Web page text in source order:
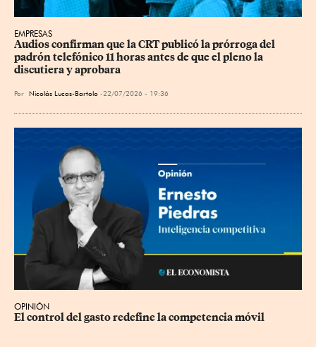
EMPRESAS
Audios confirman que la CRT publicó la prórroga del
padrón telefónico 11 horas antes de que el pleno la
discutiera y aprobara
Por Nicolás Lucas-Bartolo 22/07/2026 - 19:36
OPINIÓN
El control del gasto redefine la competencia móvil